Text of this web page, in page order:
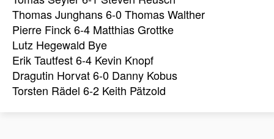
Thomas Junghans 6-0 Thomas Walther
Pierre Finck 6-4 Matthias Grottke
Lutz Hegewald Bye
Erik Tautfest 6-4 Kevin Knopf
Dragutin Horvat 6-0 Danny Kobus
Torsten Rädel 6-2 Keith Pätzold